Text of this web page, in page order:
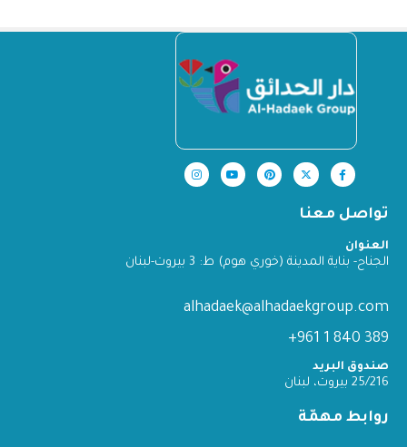
تواصل معنا
العنوان
الجناح- بناية المدينة (خوري هوم) ط: 3 بيروت-لبنان
alhadaek@alhadaekgroup.com
389 840 1 961+
صندوق البريد
25/216 بيروت، لبنان
روابط مهمّة